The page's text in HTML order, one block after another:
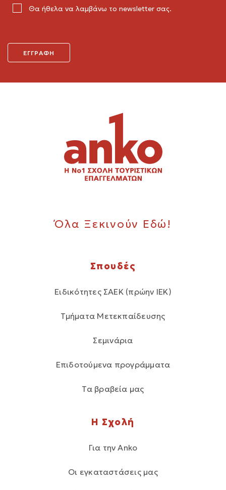
Θα ήθελα να λαμβάνω το newsletter σας.
Όλα Ξεκινούν Εδώ!
Σπουδές
Ειδικότητες ΣΑΕΚ (πρώην ΙΕΚ)
Τμήματα Μετεκπαίδευσης
Σεμινάρια
Επιδοτούμενα προγράμματα
Τα βραβεία μας
Η Σχολή
Για την Anko
Οι εγκαταστάσεις μας